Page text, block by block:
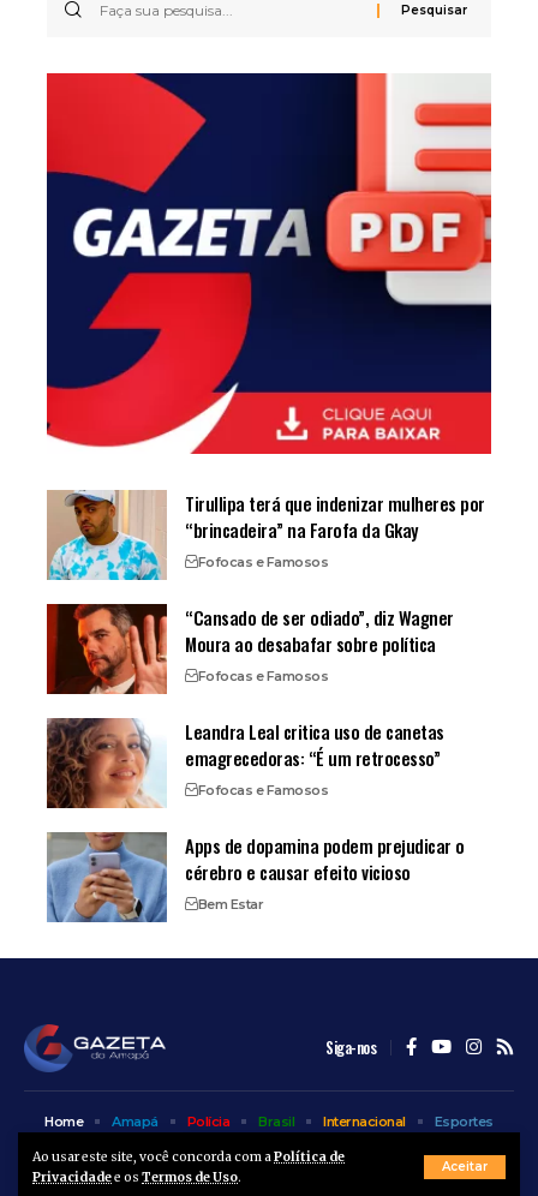
Ao usar este site, você concorda com aPolítica de
Privacidadee os Termos de Uso.
Aceitar
Tirullipa terá que indenizar mulheres por
“brincadeira” na Farofa da Gkay
Fofocas e Famosos
“Cansado de ser odiado”, diz Wagner
Moura ao desabafar sobre política
Fofocas e Famosos
Leandra Leal critica uso de canetas
emagrecedoras: “É um retrocesso”
Fofocas e Famosos
Apps de dopamina podem prejudicar o
cérebro e causar efeito vicioso
Bem Estar
Siga-nos
© A Gazeta do Amapá - 2025. Todos os direitos reservados.
Home Amapá Polícia Brasil Internacional
Esportes
Entretenimento